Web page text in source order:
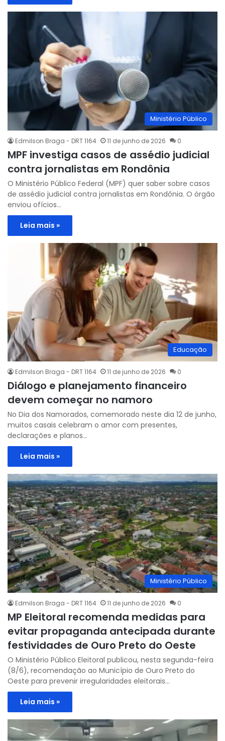
Ministério Público
Edmilson Braga - DRT 1164 11 de junho de 2026 0
MPF investiga casos de assédio judicial
contra jornalistas em Rondônia
O Ministério Público Federal (MPF) quer saber sobre casos
de assédio judicial contra jornalistas em Rondônia. O órgão
enviou ofícios…
Leia mais »
Educação
Edmilson Braga - DRT 1164 11 de junho de 2026 0
Diálogo e planejamento financeiro
devem começar no namoro
No Dia dos Namorados, comemorado neste dia 12 de junho,
muitos casais celebram o amor com presentes,
declarações e planos…
Leia mais »
Ministério Público
Edmilson Braga - DRT 1164 11 de junho de 2026 0
MP Eleitoral recomenda medidas para
evitar propaganda antecipada durante
festividades de Ouro Preto do Oeste
O Ministério Público Eleitoral publicou, nesta segunda-feira
(8/6), recomendação ao Município de Ouro Preto do
Oeste para prevenir irregularidades eleitorais…
Leia mais »